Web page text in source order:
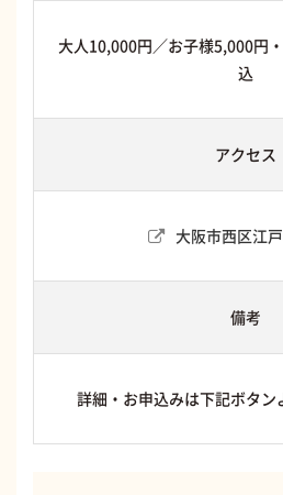
大人10,000円／お子様5,000円
込
アクセス
大阪市西区江
備考
詳細・お申込みは下記ボタン